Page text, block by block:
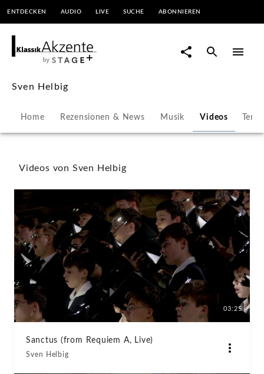
Sven
Helbig
Videos
|
KlassikAkzente
STAGE+
ENTDECKEN AUDIO LIVE SUCHE ABONNIEREN
Sven Helbig
Home Rezensionen & News Musik Videos
Videos von Sven Helbig
03:25
Sanctus (from Requiem A, Live)
Sven Helbig